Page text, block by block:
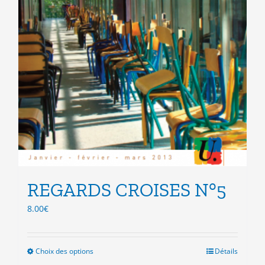
REGARDS CROISES N°5
8.00€
Choix des optionsCe
Détails